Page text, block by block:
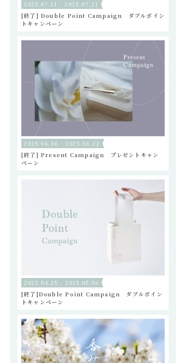
2025.07.11 - 2025.07.21
[終了] Double Point Campaign ダブルポイン
トキャンペーン
2025.06.06 - 2025.06.22
[終了] Present Campaign プレゼントキャン
ペーン
2025.04.25 - 2025.05.06
[終了]Double Point Campaign ダブルポイン
トキャンペーン